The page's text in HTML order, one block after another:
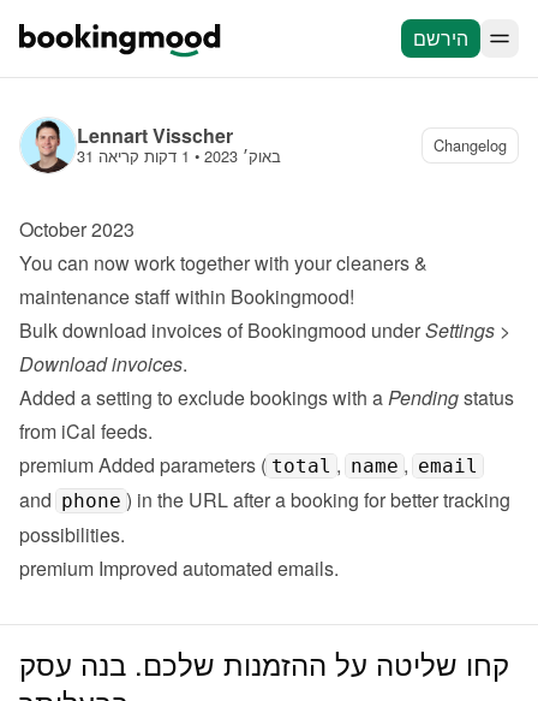
הירשם
Lennart Visscher
31 באוק׳ 2023 • 1 דקות קריאה Changelog
October 2023
You can now work together with your cleaners &
maintenance staff within Bookingmood!
Bulk download invoices of Bookingmood under Settings
Download invoices.
Added a setting to exclude bookings with a Pending status
from iCal feeds.
premium Added parameters ( total , name , email
and phone ) in the URL after a booking for better tracking
possibilities.
premium Improved automated emails.
קחו שליטה על ההזמנות שלכם. בנה עסק